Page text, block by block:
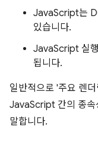
JavaScript는
있습니다.
JavaScript 실
됩니다.
일반적으로 '주요 렌
JavaScript 간의 종속
말합니다.